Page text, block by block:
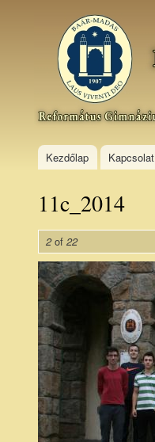
Baár–
Madas
Református
Gimnázium,
Általános
Kollégium
Kezdőlap Kapcsolat
11c_2014
2of 22
11c_1.jpg